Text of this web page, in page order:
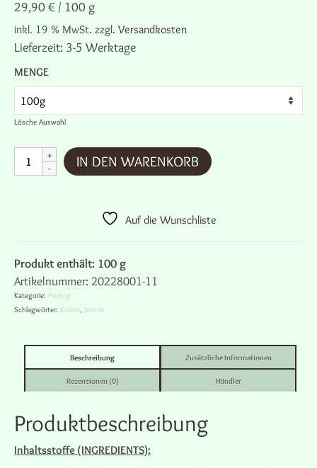
29,90 € / 100 g
inkl. 19 % MwSt. zzgl. Versandkosten
Lieferzeit: 3-5 Werktage
MENGE
Lösche Auswahl
Peeling
IN DEN WARENKORB
Auf die Wunschliste
Produkt enthält: 100 g
Artikelnummer: 20228001-11
Kategorie: Peeling
Schlagwörter: Kokos, Jasmin
Beschreibung Zusätzliche Informationen
Rezensionen (0) Händler
Produktbeschreibung
Inhaltsstoffe (INGREDIENTS):